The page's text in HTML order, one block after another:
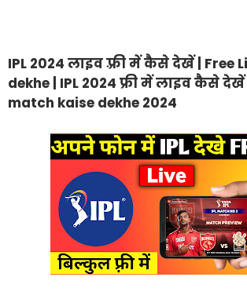
IPL 2024 लाइव फ़्री में कैसे देखें | Free
dekhe | IPL 2024 फ्री में लाइव कैसे देखें
match kaise dekhe 2024